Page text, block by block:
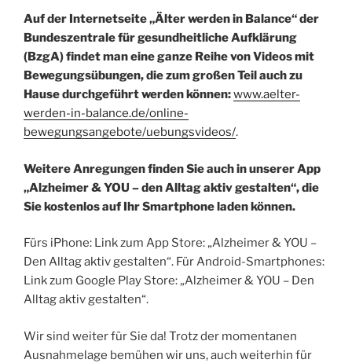
Auf der Internetseite „Älter werden in Balance“ der
Bundeszentrale für gesundheitliche Aufklärung
(BzgA) findet man eine ganze Reihe von Videos mit
Bewegungsübungen, die zum großen Teil auch zu
Hause durchgeführt werden können:www.aelter-
werden-in-balance.de/online-
bewegungsangebote/uebungsvideos/.
Weitere Anregungen finden Sie auch in unserer App
„Alzheimer & YOU – den Alltag aktiv gestalten“, die
Sie kostenlos auf Ihr Smartphone laden können.
Fürs iPhone: Link zum App Store: „Alzheimer & YOU –
Den Alltag aktiv gestalten“. Für Android-Smartphones:
Link zum Google Play Store: „Alzheimer & YOU – Den
Alltag aktiv gestalten“.
Wir sind weiter für Sie da! Trotz der momentanen
Ausnahmelage bemühen wir uns, auch weiterhin für